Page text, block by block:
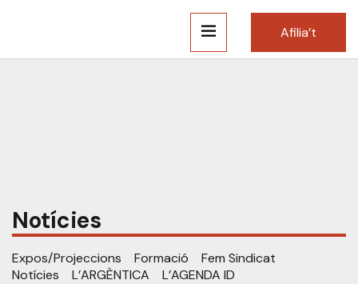
Afilia’t
Notícies
Expos/Projeccions Formació
Fem Sindicat
Notícies
L’ARGÈNTICA L’AGENDA ID